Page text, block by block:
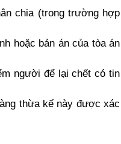
chia (trong trường hợp
hoặc bản án của tòa án
người để lại chết có tin
thừa kế này được xác